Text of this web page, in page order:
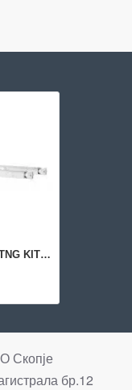
RACK ACC MOUNTNG KIT X414/J9583B ARUBA BY HPE
Скопје
бр.12